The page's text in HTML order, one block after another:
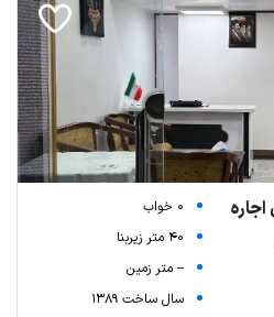
0 خواب
40 متر زیربنا
-- متر زمین
سال ساخت 1389